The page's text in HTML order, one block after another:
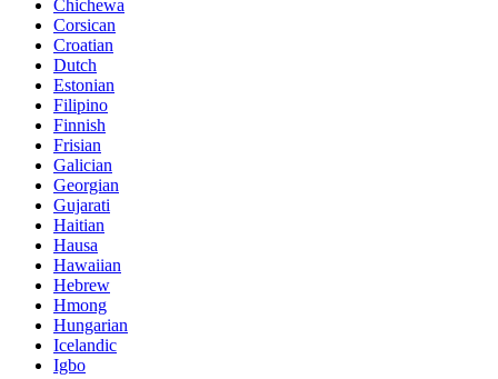
Chichewa
Corsican
Croatian
Dutch
Estonian
Filipino
Finnish
Frisian
Galician
Georgian
Gujarati
Haitian
Hausa
Hawaiian
Hebrew
Hmong
Hungarian
Icelandic
Igbo